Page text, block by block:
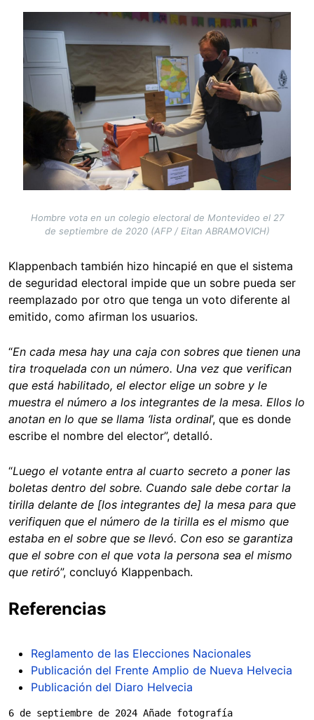
Hombre vota en un colegio electoral de Montevideo el 27
de septiembre de 2020 (AFP / Eitan ABRAMOVICH)
Klappenbach también hizo hincapié en que el sistema
de seguridad electoral impide que un sobre pueda ser
reemplazado por otro que tenga un voto diferente al
emitido, como afirman los usuarios.
“En cada mesa hay una caja con sobres que tienen una
tira troquelada con un número. Una vez que verifican
que está habilitado, el elector elige un sobre y le
muestra el número a los integrantes de la mesa. Ellos lo
anotan en lo que se llama ‘lista ordinal’, que es donde
escribe el nombre del elector”, detalló.
“Luego el votante entra al cuarto secreto a poner las
boletas dentro del sobre. Cuando sale debe cortar la
tirilla delante de [los integrantes de] la mesa para que
verifiquen que el número de la tirilla es el mismo que
estaba en el sobre que se llevó. Con eso se garantiza
que el sobre con el que vota la persona sea el mismo
que retiró”, concluyó Klappenbach.
Referencias
Reglamento de las Elecciones Nacionales
Publicación del Frente Amplio de Nueva Helvecia
Publicación del Diaro Helvecia
6 de septiembre de 2024 Añade fotografía